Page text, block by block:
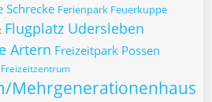
Schrecke Ferienpark Feuerkuppe
Flugplatz Udersleben
Artern Freizeitpark Possen
Freizeitzentrum
Mehrgenerationenhaus